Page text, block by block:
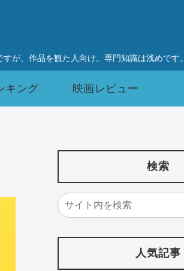
が、作品を観た人向け。専門知識は浅めです。
キング 映画レビュー
検索
人気記事